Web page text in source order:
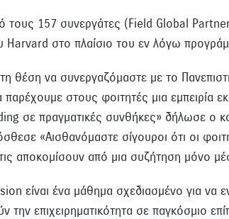
τους 157 συνεργάτες (Field Global
Harvard στο πλαίσιο του εν λόγω
θέση να συνεργαζόμαστε με το
στους φοιτητές μια εμπειρία
σε πραγματικές συνθήκες» δήλωσε ο
«Αισθανόμαστε σίγουροι ότι οι
αποκομίσουν από μια συζήτηση μόνο
είναι ένα μάθημα σχεδιασμένο για να
επιχειρηματικότητα σε παγκόσμιο